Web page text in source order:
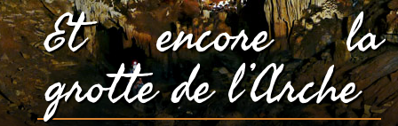
Et encore la
grotte de l’Arche